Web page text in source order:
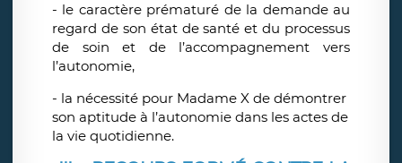
- le caractère prématuré de la demande au
regard de son état de santé et du processus
de soin et de l’accompagnement vers
l’autonomie,
- la nécessité pour Madame X de démontrer
son aptitude à l’autonomie dans les actes de
la vie quotidienne.